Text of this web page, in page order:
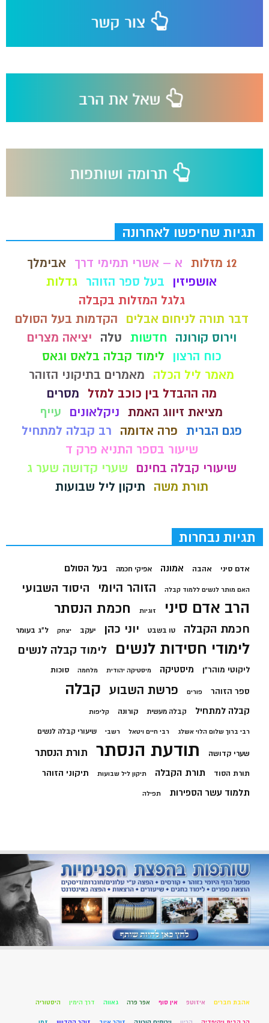
תגיות שחיפשו לאחרונה
12 מזלות א – אשרי תמימי דרך
אבימלך
אושפיזין
בעל ספר הזוהר גדלות
גלגל המזלות בקבלה
דבר תורה לניחום אבלים
הקדמות בעל הסולם
וירוס קורונה
חדשות טלה
יציאה מצרים
כוח הרצון
לימוד קבלה בלאס וגאס
מאמר ליל הכלה
מאמרים בתיקוני הזוהר
מה ההבדל בין כוכב למזל
מסרים
מציאת זיווג האמת ניקלאונים
עייף
פגם הברית פרה אדומה
רב קבלה למתחיל
שיעור בספר התניא פרק ד
שיעורי קבלה בחינם
שערי קדושה שער ג
תורת משה
תיקון ליל שבועות
תגיות נבחרות
אדם סיני אהבה אמונה אפיקי חכמה בעל הסולם
האם מותר לנשים ללמוד קבלה הזוהר היומי היסוד השבועי
הרב אדם סיני זוגיות חכמת הנסתר
חכמת הקבלה טו בשבט יוני כהן יעקב יצחק ל"ג בעומר
לימודי חסידות לנשים לימוד קבלה לנשים
ליקוטי מוהר"ן מיסטיקה מיסטיקה יהודית מלחמה סוכות
ספר הזוהר פורים פרשת השבוע קבלה
קבלה למתחיל קבלה מעשית קורונה קליפות
רבי ברוך שלום הלוי אשלג רבי חיים ויטאל רשבי שיעורי קבלה לנשים
שערי קדושה תודעת הנסתר תורת הנסתר
תורת הסוד תורת הקבלה תיקון ליל שבועות תיקוני הזוהר
תלמוד עשר הספירות תפילה
אהבת חברים איזוטפ אין סוף אפר פרה גאווה דרך הימין היסטוריה